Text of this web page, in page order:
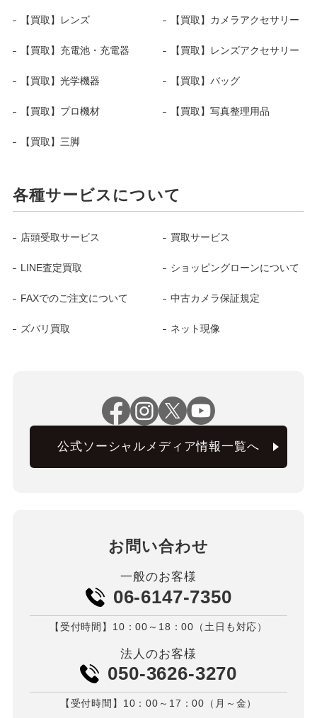
【買取】レンズ 【買取】カメラアクセサリー
【買取】充電池・充電器 【買取】レンズアクセサリー
【買取】光学機器 【買取】バッグ
【買取】プロ機材 【買取】写真整理用品
【買取】三脚
各種サービスについて
店頭受取サービス 買取サービス
LINE査定買取 ショッピングローンについて
FAXでのご注文について 中古カメラ保証規定
ズバリ買取 ネット現像
公式ソーシャルメディア情報一覧へ
お問い合わせ
一般のお客様
06-6147-7350
【受付時間】10：00～18：00（土日も対応）
法人のお客様
050-3626-3270
【受付時間】10：00～17：00（月～金）